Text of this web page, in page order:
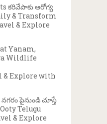
కరివేపాకు ఆరోగ్య
& Transform
& Explore
Yanam,
Wildlife
& Explore with
పైనుండి చూస్తే
Telugu
& Explore